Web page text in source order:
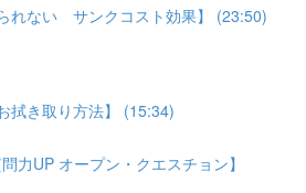
れない サンクコスト効果】 (23:50)
拭き取り方法】 (15:34)
力UP オープン・クエスチョン】